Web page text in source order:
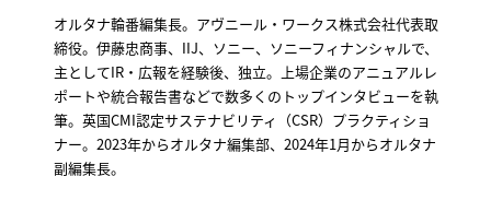
オルタナ輪番編集長。アヴニール・ワークス株式会社代表取
締役。伊藤忠商事、IIJ、ソニー、ソニーフィナンシャルで、
主としてIR・広報を経験後、独立。上場企業のアニュアルレ
ポートや統合報告書などで数多くのトップインタビューを執
筆。英国CMI認定サステナビリティ（CSR）プラクティショ
ナー。2023年からオルタナ編集部、2024年1月からオルタナ
副編集長。